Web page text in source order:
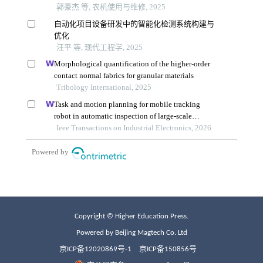
Copyright © Higher Education Press.
Powered by Beijing Magtech Co. Ltd
京ICP备12020869号-1 京ICP备150856号